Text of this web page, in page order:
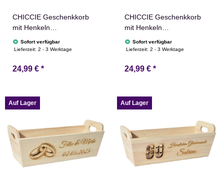
CHICCIE Geschenkkorb
mit Henkeln
Personalisierbar
Wunschtext mit Herz
Holz Geschenkidee
Personalisierung
Sofort verfügbar
Lieferzeit:2 - 3 Werktage
24,99 € *
CHICCIE Geschenkkorb
mit Henkeln
Personalisierbar
Wunschtext mit Luftballons
Holz Geschenkidee
Personalisierung
Sofort verfügbar
Lieferzeit:2 - 3 Werktage
24,99 € *
Auf Lager Auf Lager